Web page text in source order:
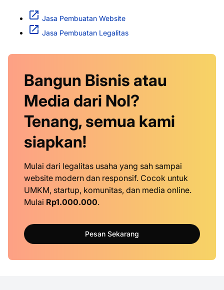
Jasa Pembuatan Website
Jasa Pembuatan Legalitas
Bangun Bisnis atau
Media dari Nol?
Tenang, semua kami
siapkan!
Mulai dari legalitas usaha yang sah sampai
website modern dan responsif. Cocok untuk
UMKM, startup, komunitas, dan media online.
Mulai Rp1.000.000.
Pesan Sekarang